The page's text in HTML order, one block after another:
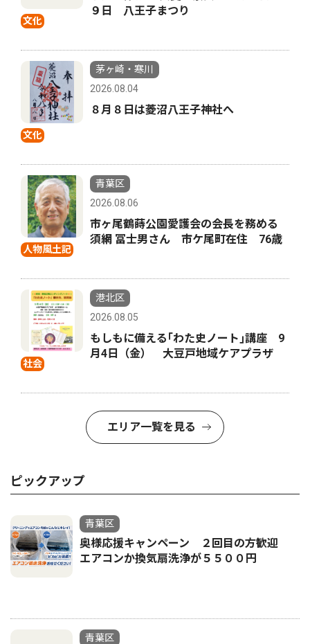
文化
９日 八王子まつり
文化
茅ヶ崎・寒川
2026.08.04
８月８日は菱沼八王子神社へ
人物風土記
青葉区
2026.08.06
市ヶ尾鶴蒔公園愛護会の会長を務める
須網 冨士男さん 市ケ尾町在住 76歳
社会
港北区
2026.08.05
もしもに備える｢わた史ノート｣講座 9
月4日（金） 大豆戸地域ケアプラザ
エリア一覧を見る
ピックアップ
青葉区
奥様応援キャンペーン ２回目の方歓迎
エアコンか換気扇洗浄が５５００円
青葉区